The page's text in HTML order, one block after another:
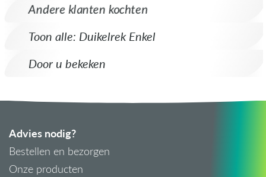
Andere klanten kochten
Toon alle: Duikelrek Enkel
Door u bekeken
Advies nodig?
Bestellen en bezorgen
Onze producten